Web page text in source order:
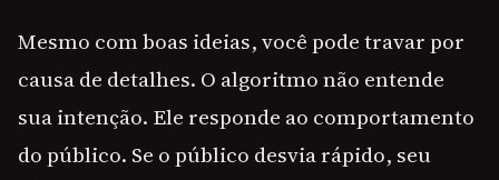
Mesmo com boas ideias, você pode travar por
causa de detalhes. O algoritmo não entende
sua intenção. Ele responde ao comportamento
do público. Se o público desvia rápido, seu